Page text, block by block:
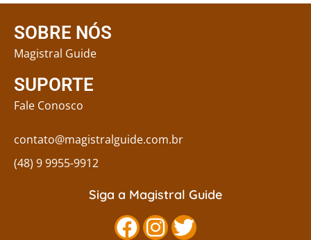
SOBRE NÓS
Magistral Guide
SUPORTE
Fale Conosco
contato@magistralguide.com.br
(48) 9 9955-9912
Siga a Magistral Guide